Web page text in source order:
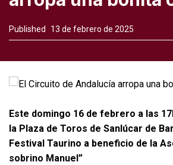
Published 13 de febrero de 2025
Este domingo 16 de febrero a las
la Plaza de Toros de Sanlúcar de
Festival Taurino a beneficio de la
sobrino Manuel”